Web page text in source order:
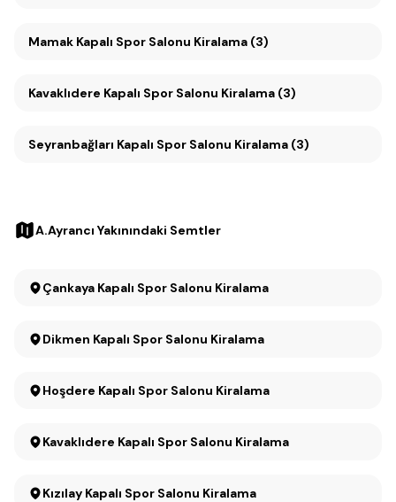
Mamak Kapalı Spor Salonu Kiralama (3)
Kavaklıdere Kapalı Spor Salonu Kiralama (3)
Seyranbağları Kapalı Spor Salonu Kiralama (3)
A.Ayrancı Yakınındaki Semtler
Çankaya Kapalı Spor Salonu Kiralama
Dikmen Kapalı Spor Salonu Kiralama
Hoşdere Kapalı Spor Salonu Kiralama
Kavaklıdere Kapalı Spor Salonu Kiralama
Kızılay Kapalı Spor Salonu Kiralama